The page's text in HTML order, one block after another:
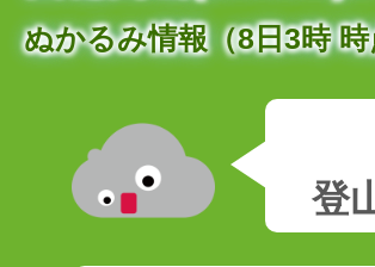
ぬかるみ情報（8日3時 時
登